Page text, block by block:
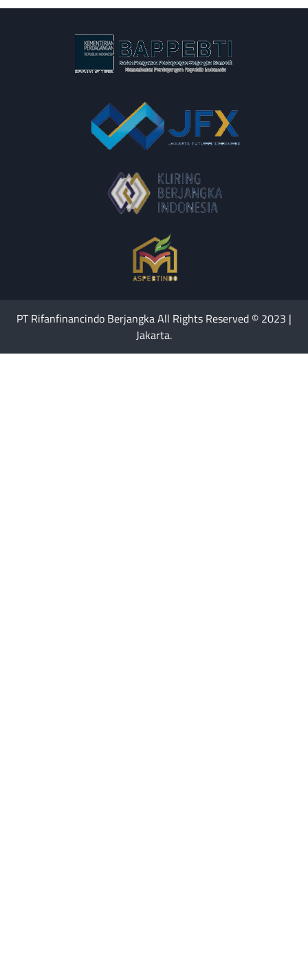
PT Rifanfinancindo Berjangka All Rights Reserved © 2023 |
Jakarta.